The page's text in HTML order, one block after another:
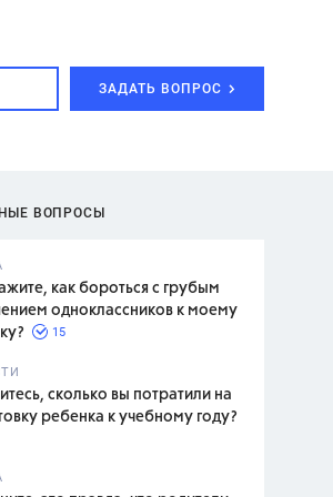
ЗАДАТЬ ВОПРОС
ВОПРОСЫ
как бороться с грубым
одноклассников к моему
15
сколько вы потратили на
ребенка к учебному году?